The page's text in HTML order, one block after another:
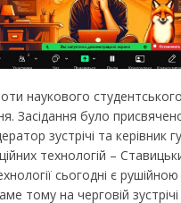
наукового
Засідання було
зустрічі та керівник
технологій –
сьогодні є
тому на черговій